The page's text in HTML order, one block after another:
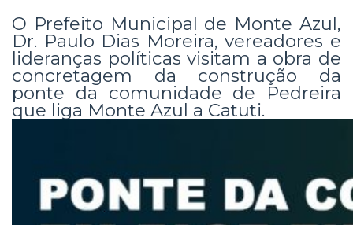
O Prefeito Municipal de Monte Azul,
Dr. Paulo Dias Moreira, vereadores e
lideranças políticas visitam a obra de
concretagem da construção da
ponte da comunidade de Pedreira
que liga Monte Azul a Catuti.